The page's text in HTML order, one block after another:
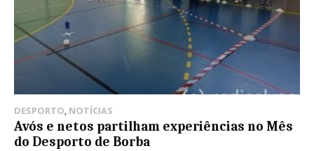
DESPORTO, NOTÍCIAS
Avós e netos partilham experiências no Mês
do Desporto de Borba